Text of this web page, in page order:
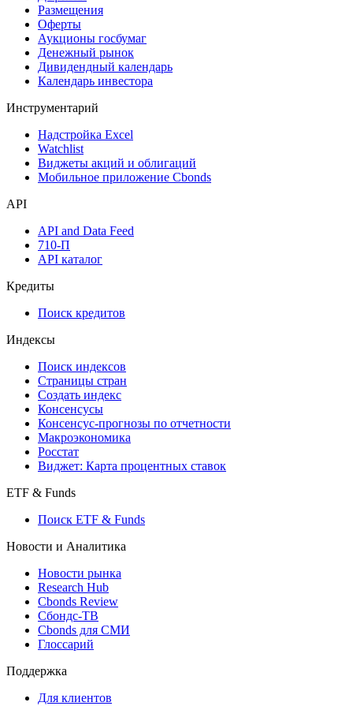
Календарь
Календарь событий
Дефолты
Размещения
Оферты
Денежный рынок
Календарь инвестора
Инструментарий
Мобильное приложение Cbonds
API
API and Data Feed
API каталог
Кредиты
Поиск кредитов
Индексы
Поиск индексов
Страницы стран
Создать индекс
Консенсусы
Макроэкономика
Виджет: Карта процентных ставок
ETF & Funds
Поиск ETF & Funds
Новости и Аналитика
Новости рынка
Research Hub
Сбондс-ТВ
Глоссарий